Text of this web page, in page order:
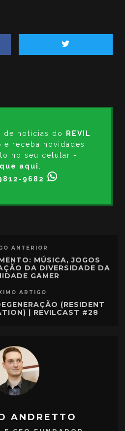
de notícias do REVIL
e receba novidades
no seu celular -
aqui
9682
ANTERIOR
MÚSICA, JOGOS
DA DIVERSIDADE DA
GAMER
ARTIGO
(RESIDENT
| REVILCAST #28
ANDRETTO